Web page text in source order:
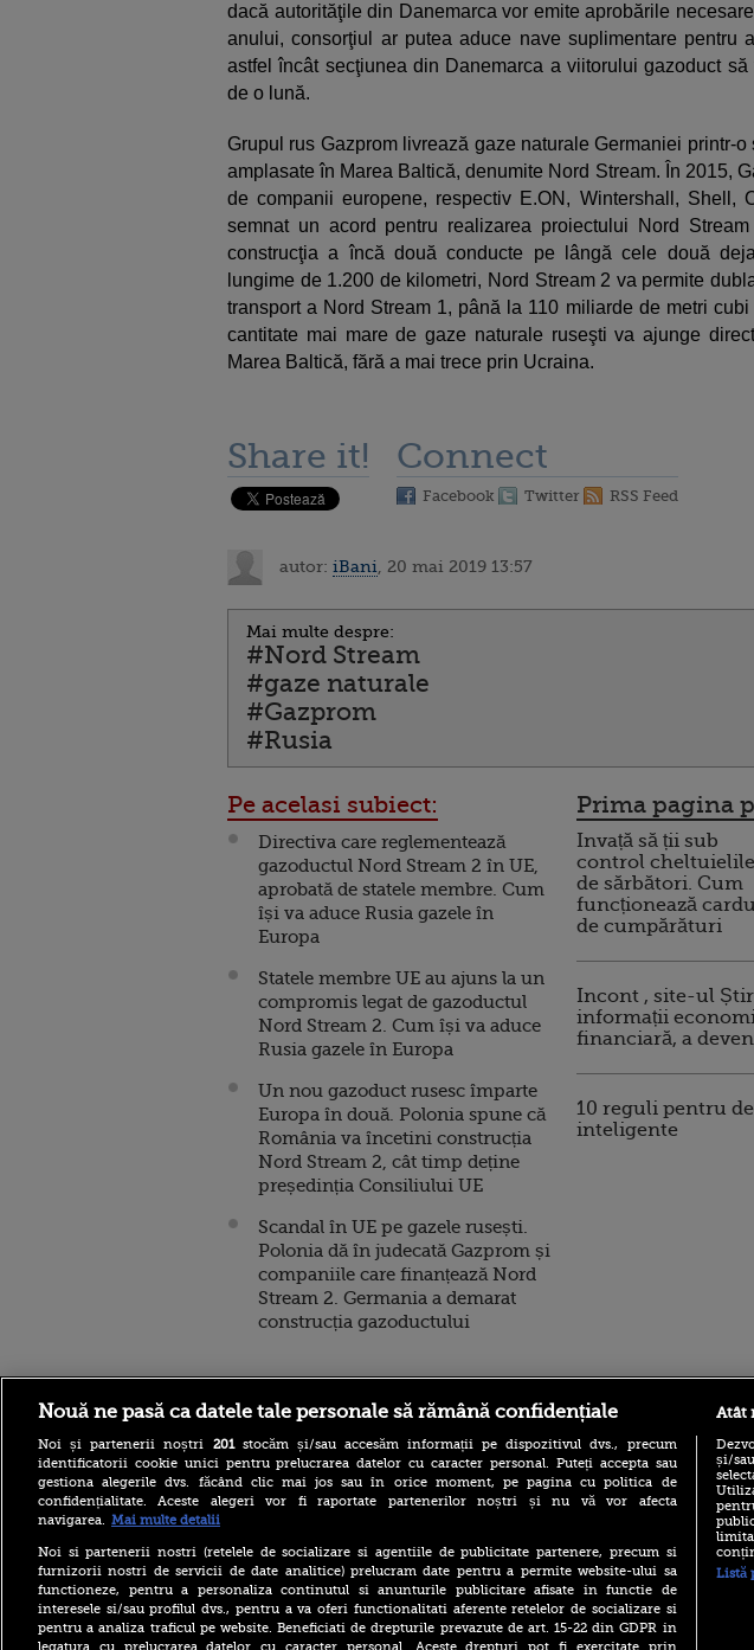
dacă autorităţile din Danemarca vor emite aprobările
anului, consorţiul ar putea aduce nave suplimentare pentru
astfel încât secţiunea din Danemarca a viitorului gazoduct
de o lună.
Grupul rus Gazprom livrează gaze naturale Germaniei printr-o
amplasate în Marea Baltică, denumite Nord Stream. În 2015,
de companii europene, respectiv E.ON, Wintershall, Shell,
semnat un acord pentru realizarea proiectului Nord
construcţia a încă două conducte pe lângă cele două
lungime de 1.200 de kilometri, Nord Stream 2 va permite
transport a Nord Stream 1, până la 110 miliarde de metri
cantitate mai mare de gaze naturale ruseşti va ajunge
Marea Baltică, fără a mai trece prin Ucraina.
Share it! Connect
Facebook Twitter RSS Feed
autor: iBani , 20 mai 2019 13:57
Mai multe despre:
#Nord Stream
#gaze naturale
#Gazprom
#Rusia
Pe acelasi subiect:
Directiva care reglementează
gazoductul Nord Stream 2 în UE,
aprobată de statele membre. Cum
își va aduce Rusia gazele în
Europa
Statele membre UE au ajuns la un
compromis legat de gazoductul
Nord Stream 2. Cum își va aduce
Rusia gazele în Europa
Un nou gazoduct rusesc împarte
Europa în două. Polonia spune că
România va încetini construcția
Nord Stream 2, cât timp deține
președinția Consiliului UE
Scandal în UE pe gazele rusești.
Polonia dă în judecată Gazprom și
companiile care finanțează Nord
Stream 2. Germania a demarat
construcția gazoductului
Prima pagina
Invață să ții sub
control cheltuielile
de sărbători. Cum
funcționează
de cumpărături
Incont , site-ul
informații
financiară, a
10 reguli pentru
inteligente
Stirileprotv.ro ilike-it.ro
Nouă ne pasă ca datele tale personale să rămână confidențiale
Noi și partenerii noștri 201stocăm și/sau accesăm informații pe dispozitivul dvs., precum
identificatorii cookie unici pentru prelucrarea datelor cu caracter personal. Puteți accepta sau
gestiona alegerile dvs. făcând clic mai jos sau în orice moment, pe pagina cu politica de
confidențialitate. Aceste alegeri vor fi raportate partenerilor noștri și nu vă vor afecta
navigarea. Mai multe detalii
Noi si partenerii nostri (retelele de socializare si agentiile de publicitate partenere, precum si
furnizorii nostri de servicii de date analitice) prelucram date pentru a permite website-ului sa
functioneze, pentru a personaliza continutul si anunturile publicitare afisate in functie de
interesele si/sau profilul dvs., pentru a va oferi functionalitati aferente retelelor de socializare si
pentru a analiza traficul pe website. Beneficiati de drepturile prevazute de art. 15-22 din GDPR in
Atât
și/
Listă